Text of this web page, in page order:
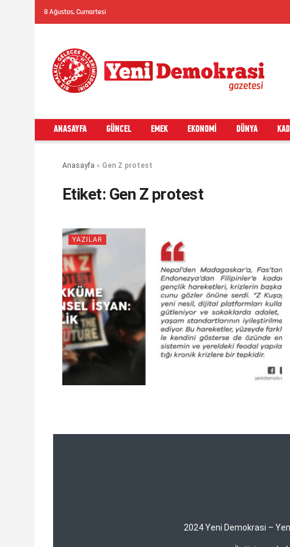
8 Ağustos, Cumartesi
ANASAYFA GÜNCEL EMEK EKONOMI DÜNYA
Anasayfa » Gen Z protest
Etiket: Gen Z protest
YAZILAR
2024 Yeni Demokrasi –